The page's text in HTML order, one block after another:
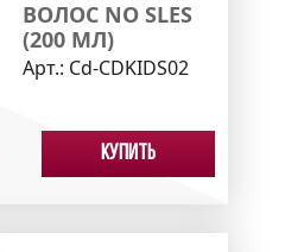
ВОЛОС NO SLES
(200 МЛ)
Арт.: Cd-CDKIDS02
Купить